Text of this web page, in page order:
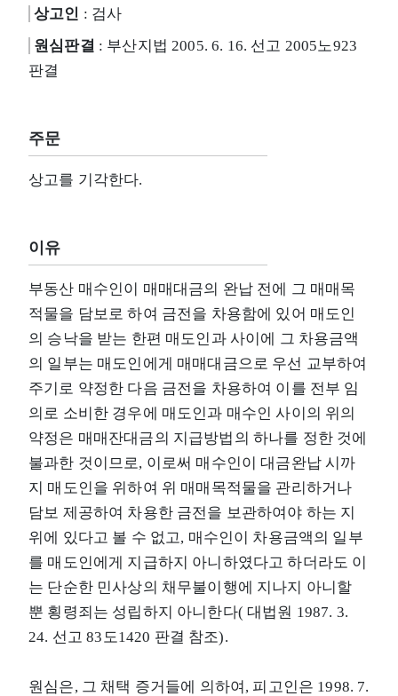
상고인 : 검사
원심판결 : 부산지법 2005. 6. 16. 선고 2005노923
판결
주문
상고를 기각한다.
이유
부동산 매수인이 매매대금의 완납 전에 그 매매목
적물을 담보로 하여 금전을 차용함에 있어 매도인
의 승낙을 받는 한편 매도인과 사이에 그 차용금액
의 일부는 매도인에게 매매대금으로 우선 교부하여
주기로 약정한 다음 금전을 차용하여 이를 전부 임
의로 소비한 경우에 매도인과 매수인 사이의 위의
약정은 매매잔대금의 지급방법의 하나를 정한 것에
불과한 것이므로, 이로써 매수인이 대금완납 시까
지 매도인을 위하여 위 매매목적물을 관리하거나
담보 제공하여 차용한 금전을 보관하여야 하는 지
위에 있다고 볼 수 없고, 매수인이 차용금액의 일부
를 매도인에게 지급하지 아니하였다고 하더라도 이
는 단순한 민사상의 채무불이행에 지나지 아니할
뿐 횡령죄는 성립하지 아니한다( 대법원 1987. 3.
24. 선고 83도1420 판결 참조).
원심은, 그 채택 증거들에 의하여, 피고인은 1998. 7.